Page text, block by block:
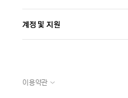
계정 및 지원
이용약관